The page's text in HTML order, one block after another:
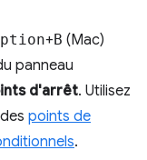
+B (Mac)
panneau
d'arrêt. Utilisez
points de
.